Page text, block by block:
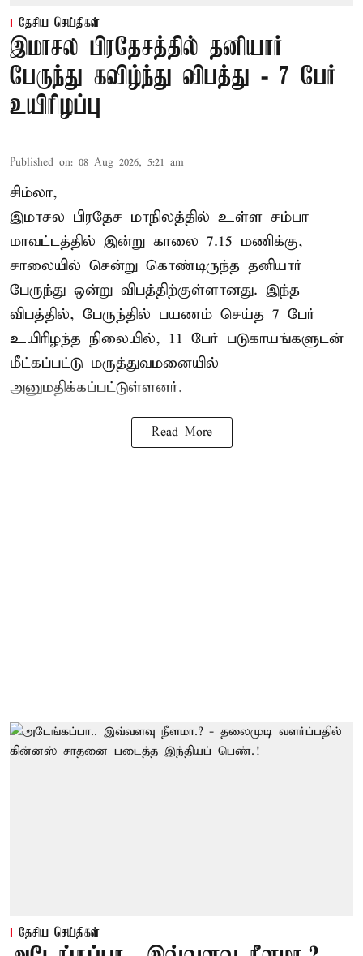
தேசிய செய்திகள்
இமாசல பிரதேசத்தில் தனியார்
பேருந்து கவிழ்ந்து விபத்து - 7 பேர்
உயிரிழப்பு
Published on: 08 Aug 2026, 5:21 am
சிம்லா,
இமாசல பிரதேச மாநிலத்தில் உள்ள சம்பா
மாவட்டத்தில் இன்று காலை 7.15 மணிக்கு,
சாலையில் சென்று கொண்டிருந்த தனியார்
பேருந்து ஒன்று விபத்திற்குள்ளானது. இந்த
விபத்தில், பேருந்தில் பயணம் செய்த 7 பேர்
உயிரிழந்த நிலையில், 11 பேர் படுகாயங்களுடன்
மீட்கப்பட்டு மருத்துவமனையில்
அனுமதிக்கப்பட்டுள்ளனர்.
Read More
தேசிய செய்திகள்